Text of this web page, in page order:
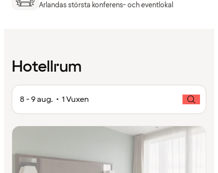
Arlandas största konferens- och eventlokal
Hotellrum
8 - 9 aug. • 1 Vuxen